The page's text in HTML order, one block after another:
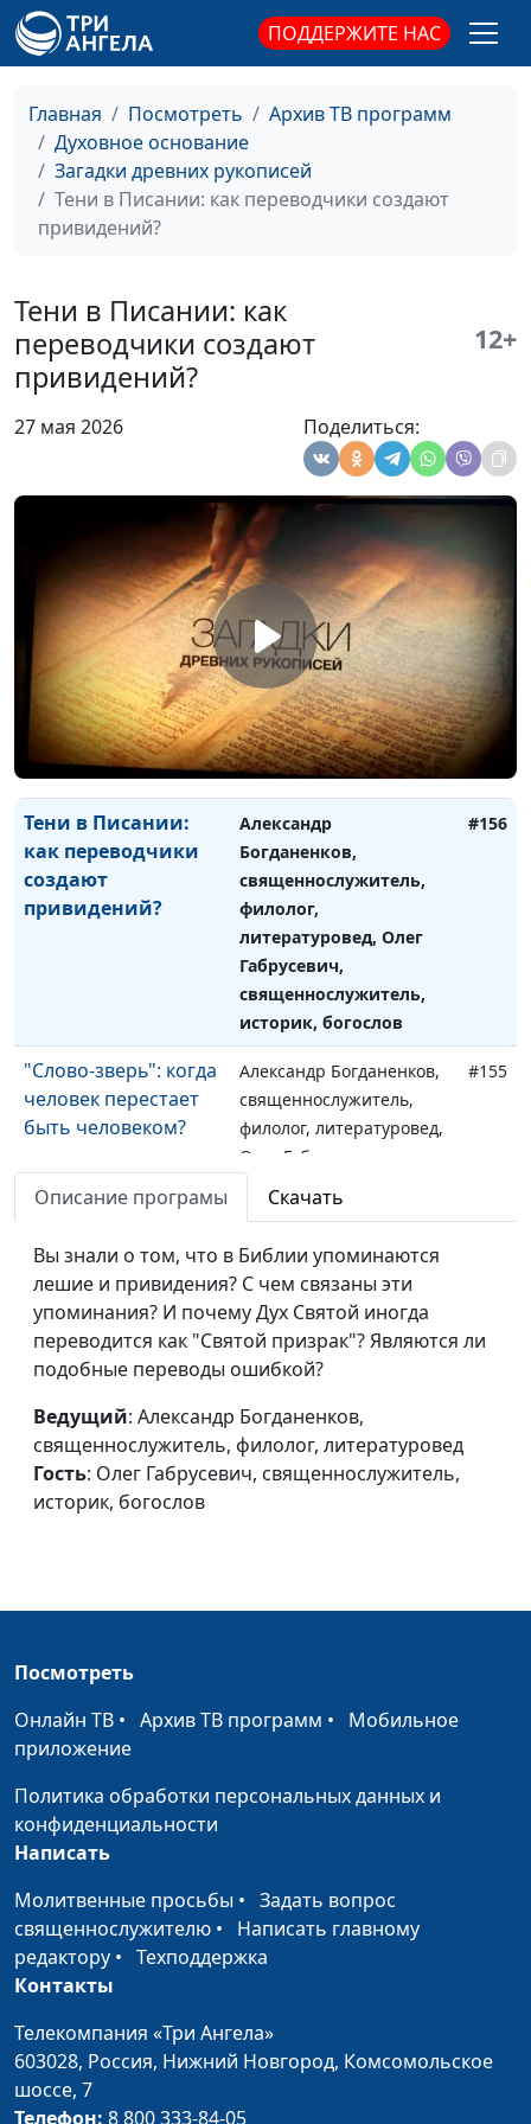
ПОДДЕРЖИТЕ НАС
Главная Посмотреть
Архив ТВ программ
Духовное основание
Загадки древних рукописей
Тени в Писании: как переводчики создают
привидений?
Тени в Писании: как
переводчики создают
привидений?
12+
27 мая 2026 Поделиться:
Четвероевангелие
историк, богослов,
Александр Богданенков,
священнослужитель,
филолог, литературовед
Библии
историк, богослов,
Александр Богданенков,
священнослужитель,
Македонский
травма эллинизма
Александр Богданенков,
священнослужитель,
филолог, литературовед,
Олег Габрусевич,
священнослужитель,
историк, богослов
#158
Трагедия Иеффая.
Слово - не воробей
Александр Богданенков,
священнослужитель,
филолог, литературовед,
Олег Габрусевич,
священнослужитель,
историк, богослов
#157
Тени в Писании:
как переводчики
создают
привидений?
Александр
Богданенков,
священнослужитель,
филолог,
литературовед, Олег
Габрусевич,
священнослужитель,
историк, богослов
#156
"Слово-зверь": когда
человек перестает
быть человеком?
Александр Богданенков,
священнослужитель,
филолог, литературовед,
Олег Габрусевич,
#155
Маскировка в
тексте. Парящая
буква
Александр Богданенков,
священнослужитель,
филолог, литературовед,
Олег Габрусевич,
священнослужитель,
Разорванная буква и
"золотой клей"
искупления
Александр Богданенков,
священнослужитель,
и Святой Бог
Александр Богданенков,
Имена Иисуса.
Зачем так много?
историк, богослов,
Александр Богданенков,
священнослужитель,
Был ли первым
"первенец из
мертвых"?
Олег Габрусевич,
священнослужитель,
Александр Богданенков,
Описание програмы Скачать
Вы знали о том, что в Библии упоминаются
лешие и привидения? С чем связаны эти
упоминания? И почему Дух Святой иногда
переводится как "Святой призрак"? Являются ли
подобные переводы ошибкой?
Ведущий: Александр Богданенков,
священнослужитель, филолог, литературовед
Гость: Олег Габрусевич, священнослужитель,
историк, богослов
Посмотреть
Онлайн ТВ • Архив ТВ программ • Мобильное
приложение
Политика обработки персональных данных и
конфиденциальности
Написать
Молитвенные просьбы • Задать вопрос
священнослужителю • Написать главному
редактору • Техподдержка
Контакты
Телекомпания «Три Ангела»
603028, Россия, Нижний Новгород, Комсомольское
шоссе, 7
Телефон: 8 800 333-84-05